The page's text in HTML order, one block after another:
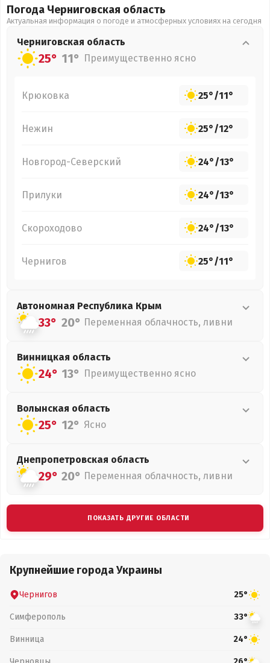
Погода Черниговская область
Актуальная информация о погоде и атмосферных условиях на сегодня
Черниговская область
25° 11° Преимущественно ясно
Крюковка 25°/11°
Нежин 25°/12°
Новгород-Северский 24°/13°
Прилуки 24°/13°
Скороходово 24°/13°
Чернигов 25°/11°
Автономная Республика Крым
33° 20° Переменная облачность, ливни
Винницкая область
24° 13° Преимущественно ясно
Волынская область
25° 12° Ясно
Днепропетровская область
29° 20° Переменная облачность, ливни
ПОКАЗАТЬ ДРУГИЕ ОБЛАСТИ
Крупнейшие города Украины
Чернигов 25°
Симферополь 33°
Винница 24°